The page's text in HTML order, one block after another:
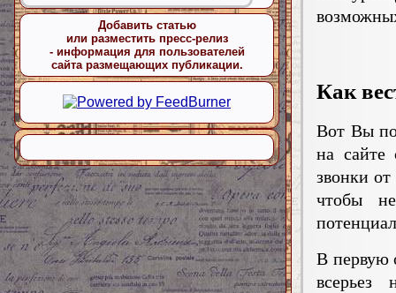
Как
Вот Вы
на сайте
звонки
чтобы
В первую
всерьез
Добавить статью
или разместить пресс-релиз
- информация для пользователей
сайта размещающих публикации.